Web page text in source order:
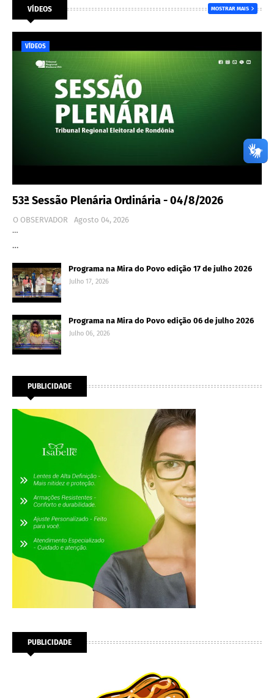
VÍDEOS MOSTRAR MAIS
VÍDEOS
53ª Sessão Plenária Ordinária - 04/8/2026
O OBSERVADOR
Agosto 04, 2026
…
…
Programa na Mira do Povo edição 17 de julho 2026
Julho 17, 2026
Programa na Mira do Povo edição 06 de julho 2026
Julho 06, 2026
PUBLICIDADE
PUBLICIDADE